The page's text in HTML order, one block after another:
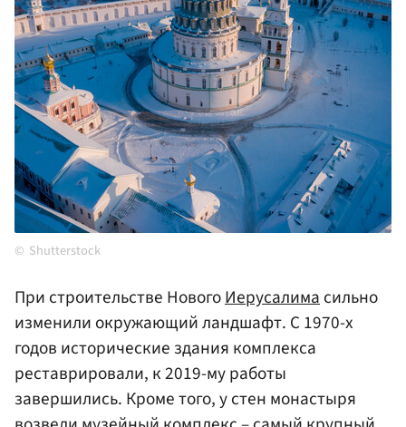
Shutterstock
При строительстве НовогоИерусалимасильно
изменили окружающий ландшафт. С 1970-х
годов исторические здания комплекса
реставрировали, к 2019-му работы
завершились. Кроме того, у стен монастыря